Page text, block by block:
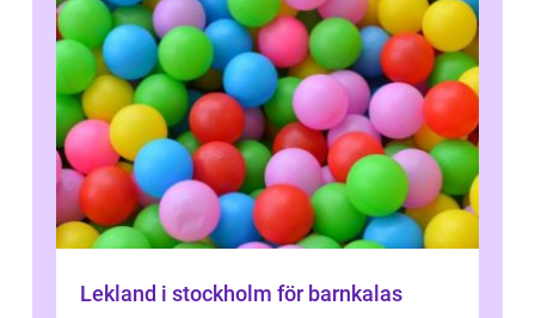
Lekland i stockholm för barnkalas